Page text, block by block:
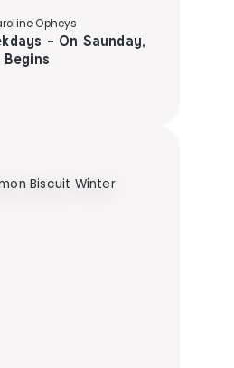
Opheys
- On Saunday,